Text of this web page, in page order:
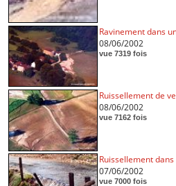
Ravinement dans
08/06/2002
vue 7319 fois
Ruissellement de
08/06/2002
vue 7162 fois
Ruissellement
07/06/2002
vue 7000 fois